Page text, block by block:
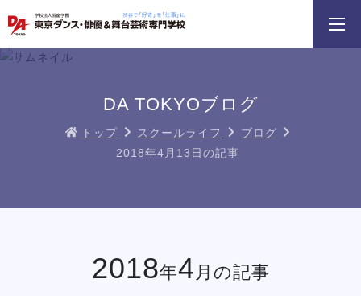
学科・専攻 資料請求 オープンキャンパス
DA TOKYOブログ
トップ スクールライフ
ブログ
2018年4月13日の記事
2018年4 月の記事